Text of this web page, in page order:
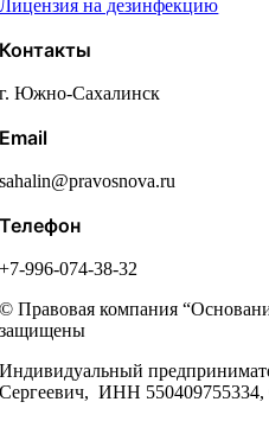
Лицензия на дезинфекцию
Контакты
г. Южно-Сахалинск
Email
sahalin@pravosnova.ru
Телефон
+7-996-074-38-32
© Правовая компания
защищены
Индивидуальный
Сергеевич, ИНН